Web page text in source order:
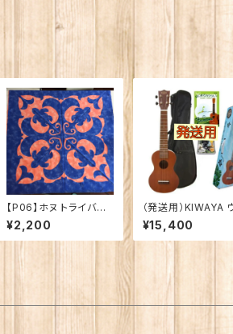
【P06】ホヌ トライバル2
015.3 ハワイアンキルト
パターン
¥2,200
（発送用）KIWAYA
レレ初心者セット
１
¥15,400